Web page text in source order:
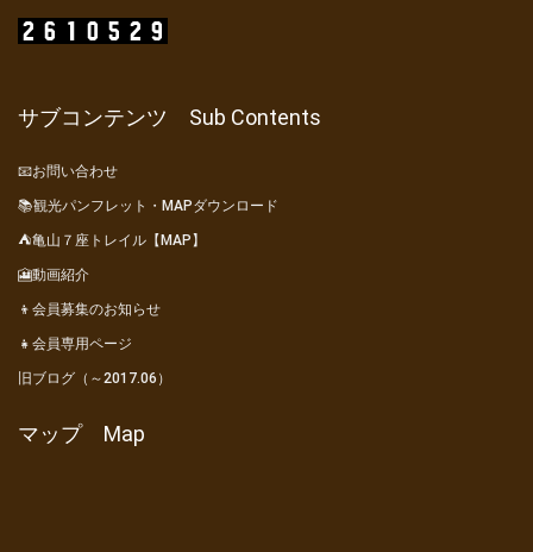
サブコンテンツ Sub Contents
📧お問い合わせ
📚観光パンフレット・MAPダウンロード
⛺亀山７座トレイル【MAP】
🎦動画紹介
👦会員募集のお知らせ
👧会員専用ページ
旧ブログ（～2017.06）
マップ Map